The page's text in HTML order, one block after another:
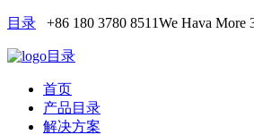
目录 +86 180 3780 8511We Hava More
目录
首页
产品目录
解决方案